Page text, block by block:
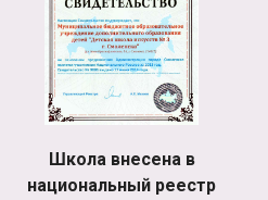
Школа внесена в
национальный реестр